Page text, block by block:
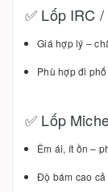
✅ Lốp IRC
Giá hợp lý –
Phù hợp đi
✅ Lốp
Êm ái, ít ồn –
Độ bám cao cả